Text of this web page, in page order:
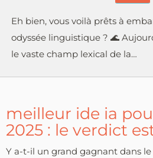
Eh bien, vous voilà prêts à
odyssée linguistique ? 🌊
le vaste champ lexical de la…
meilleur ide ia
2025 : le verdict
Y a-t-il un grand gagnant dans